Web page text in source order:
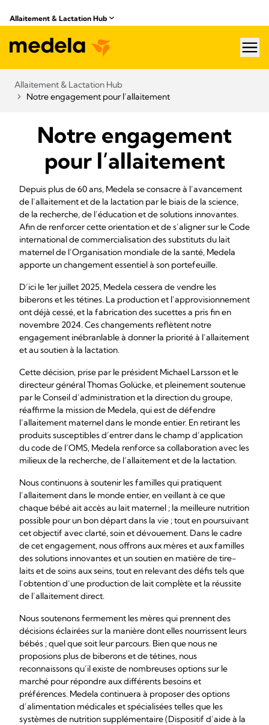
Allaitement & Lactation Hub
Allaitement & Lactation Hub
Notre engagement pour l’allaitement
Notre engagement
pour l’allaitement
Depuis plus de 60 ans, Medela se consacre à l’avancement
de l’allaitement et de la lactation par le biais de la science,
de la recherche, de l’éducation et de solutions innovantes.
Afin de renforcer cette orientation et de s’aligner sur le Code
international de commercialisation des substituts du lait
maternel de l’Organisation mondiale de la santé, Medela
apporte un changement essentiel à son portefeuille.
D’ici le 1er juillet 2025, Medela cessera de vendre les
biberons et les tétines. La production et l’approvisionnement
ont déjà cessé, et la fabrication des sucettes a pris fin en
novembre 2024. Ces changements reflètent notre
engagement inébranlable à donner la priorité à l’allaitement
et au soutien à la lactation.
Cette décision, prise par le président Michael Larsson et le
directeur général Thomas Golücke, et pleinement soutenue
par le Conseil d’administration et la direction du groupe,
réaffirme la mission de Medela, qui est de défendre
l’allaitement maternel dans le monde entier. En retirant les
produits susceptibles d’entrer dans le champ d’application
du code de l’OMS, Medela renforce sa collaboration avec les
milieux de la recherche, de l’allaitement et de la lactation.
Nous continuons à soutenir les familles qui pratiquent
l’allaitement dans le monde entier, en veillant à ce que
chaque bébé ait accès au lait maternel ; la meilleure nutrition
possible pour un bon départ dans la vie ; tout en poursuivant
cet objectif avec clarté, soin et dévouement. Dans le cadre
de cet engagement, nous offrons aux mères et aux familles
des solutions innovantes et un soutien en matière de tire-
laits et de soins aux seins, tout en relevant des défis tels que
l’obtention d’une production de lait complète et la réussite
de l’allaitement direct.
Nous soutenons fermement les mères qui prennent des
décisions éclairées sur la manière dont elles nourrissent leurs
bébés ; quel que soit leur parcours. Bien que nous ne
proposions plus de biberons et de tétines, nous
reconnaissons qu’il existe de nombreuses options sur le
marché pour répondre aux différents besoins et
préférences. Medela continuera à proposer des options
d’alimentation médicales et spécialisées telles que les
systèmes de nutrition supplémentaire (Dispositif d’aide à la